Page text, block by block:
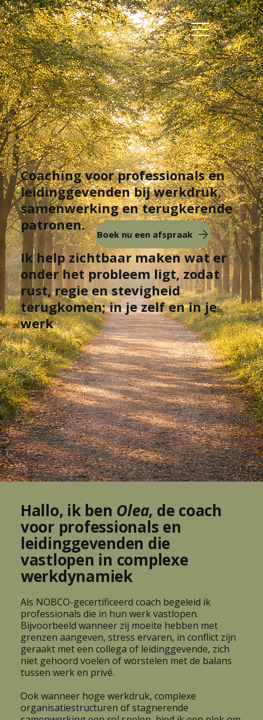
Coachi
Coaching voor professionals en
leidinggevenden bij werkdruk,
samenwerking en terugkerende
patronen.
Ik help zichtbaar maken wat er
onder het probleem ligt, zodat
rust, regie en stevigheid
terugkomen; in je zelf en in je
werk
Boek nu een afspraak
Hallo, ik ben Olea, de coach
voor professionals en
leidinggevenden die
vastlopen in complexe
werkdynamiek
Als NOBCO-gecertificeerd coach begeleid ik
professionals die in hun werk vastlopen.
Bijvoorbeeld wanneer zij moeite hebben met
grenzen aangeven, stress ervaren, in conflict zijn
geraakt met een collega of leidinggevende, zich
niet gehoord voelen of worstelen met de balans
tussen werk en privé.
Ook wanneer hoge werkdruk, complexe
organisatiestructuren of stagnerende